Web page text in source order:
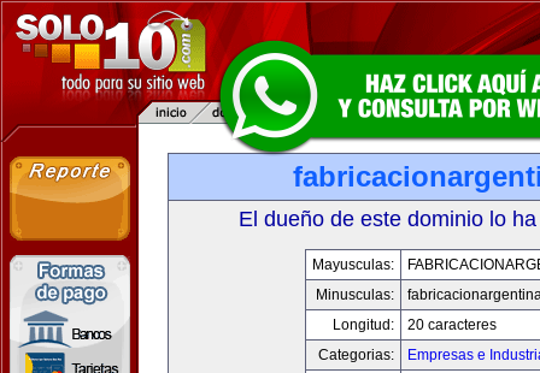
El dueño de este dominio lo
Mayusculas:
Minusculas:
Longitud:
20 caracteres
Categorias:
Empresas e